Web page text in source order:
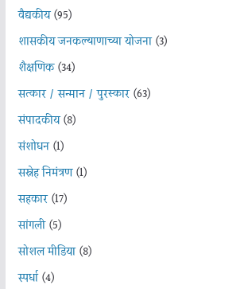
वैद्यकीय(95)
शासकीय जनकल्याणाच्या योजना(3)
शैक्षणिक(34)
सत्कार / सन्मान / पुरस्कार(63)
संपादकीय(8)
संशोधन(1)
सस्नेह निमंत्रण(1)
सहकार(17)
सांगली(5)
सोशल मीडिया(8)
स्पर्धा(4)